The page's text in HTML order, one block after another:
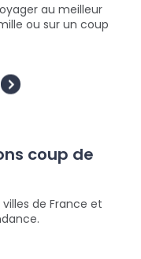
au meilleur
ou sur un coup
coup de
de France et